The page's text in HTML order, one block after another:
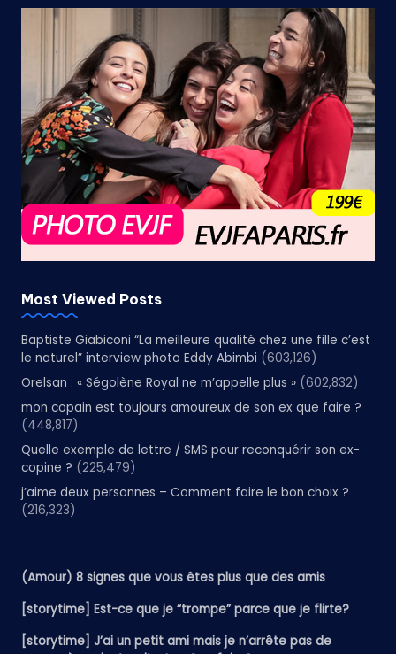
Most Viewed Posts
Baptiste Giabiconi “La meilleure qualité chez une fille c’est
le naturel” interview photo Eddy Abimbi (603,126)
Orelsan : « Ségolène Royal ne m’appelle plus » (602,832)
mon copain est toujours amoureux de son ex que faire ?
(448,817)
Quelle exemple de lettre / SMS pour reconquérir son ex-
copine ? (225,479)
j’aime deux personnes – Comment faire le bon choix ?
(216,323)
(Amour) 8 signes que vous êtes plus que des amis
[storytime] Est-ce que je “trompe” parce que je flirte?
[storytime] J’ai un petit ami mais je n’arrête pas de